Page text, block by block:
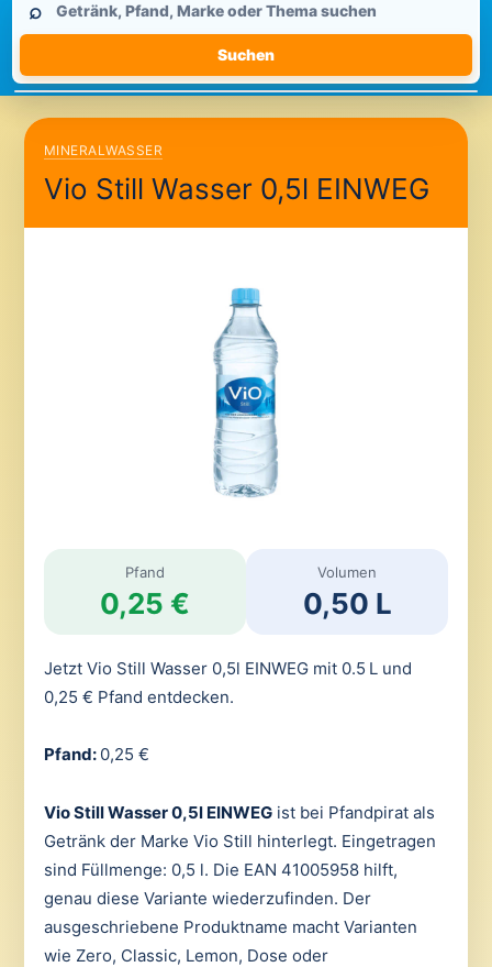
durchsuchen
⌕
Suchen
MINERALWASSER
Vio Still Wasser 0,5l EINWEG
Pfand
0,25 €
Volumen
0,50 L
Jetzt Vio Still Wasser 0,5l EINWEG mit 0.5 L und
0,25 € Pfand entdecken.
Pfand: 0,25 €
Vio Still Wasser 0,5l EINWEGist bei Pfandpirat als
Getränk der Marke Vio Still hinterlegt. Eingetragen
sind Füllmenge: 0,5 l. Die EAN 41005958 hilft,
genau diese Variante wiederzufinden. Der
ausgeschriebene Produktname macht Varianten
wie Zero, Classic, Lemon, Dose oder